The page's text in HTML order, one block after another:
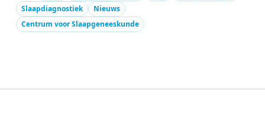
Slaapdiagnostiek
Nieuws
Centrum voor Slaapgeneeskunde